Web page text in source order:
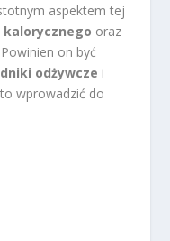
aspektem tej
oraz
on być
odżywcze i
wprowadzić do